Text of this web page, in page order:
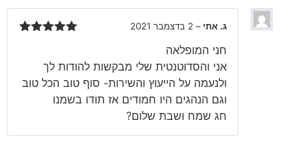
ג. אתי – 2 בדצמבר 2021
חני המופלאה
אני והסדוטנטית שלי מבקשות להודות לך
ולנעמה על הייעוץ והשירות- סוף טוב הכל טוב
וגם הנהגים היו חמודים אז תודו בשמנו
חג שמח ושבת שלום?